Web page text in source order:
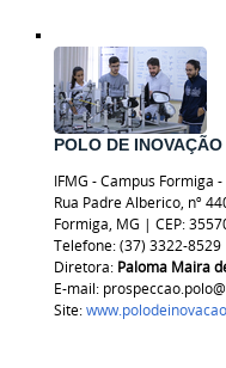
POLO DE INOVAÇÃO
IFMG - Campus Formiga -
Rua Padre Alberico, nº
Formiga, MG | CEP:
Telefone: (37) 3322-8529
Diretora: Paloma Maira
E-mail:
Site: